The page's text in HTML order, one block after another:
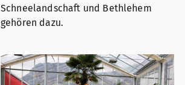
Schneelandschaft und Bethlehem
gehören dazu.